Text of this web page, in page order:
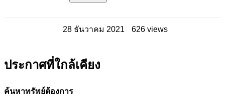
28 ธันวาคม 2021 626 views
ประกาศที่ใกล้เคียง
ค้นหาทรัพย์ต้องการ